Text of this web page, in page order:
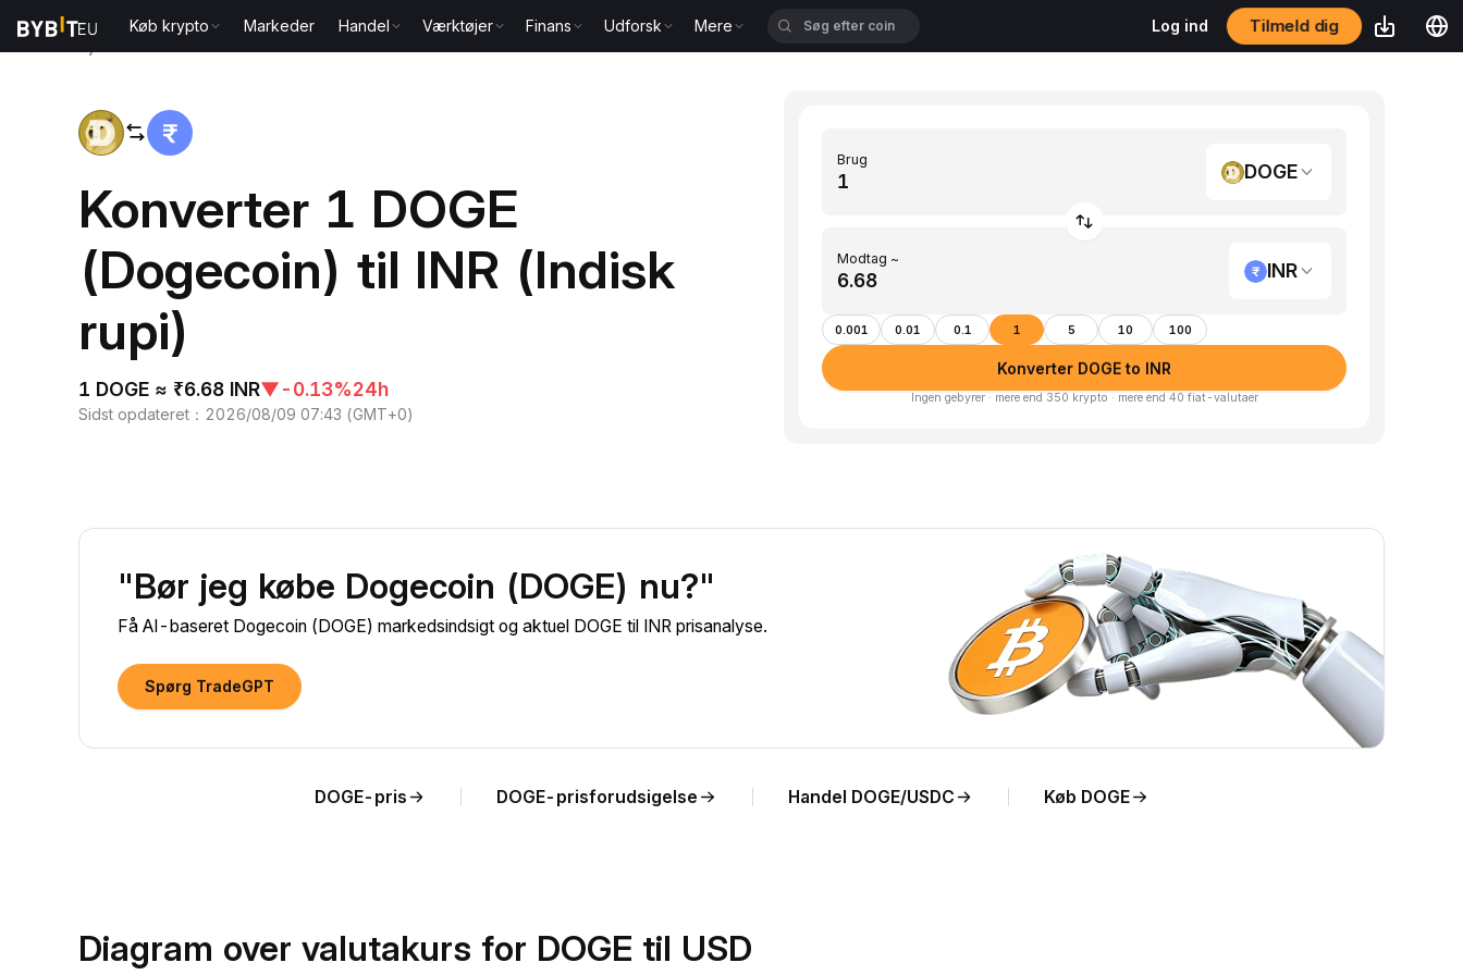
Køb krypto Markeder Handel Værktøjer Finans Udforsk Mere Log ind Tilmeld dig
Konverter 1 DOGE
(Dogecoin) til INR (Indisk
rupi)
1 DOGE ≈ ₹6.68 INR▼-0.13%24h
Sidst opdateret ： 2026/08/09 07:43 (GMT+0)
Brug
DOGE
Modtag ~
INR
0.001 0.01 0.1 1 5 10 100
Konverter DOGE to INR
Ingen gebyrer · mere end 350 krypto · mere end 40 fiat-valutaer
"Bør jeg købe Dogecoin (DOGE) nu?"
Få AI-baseret Dogecoin (DOGE) markedsindsigt og aktuel DOGE til INR prisanalyse.
Spørg TradeGPT
DOGE-pris DOGE-prisforudsigelse Handel DOGE/USDC Køb DOGE
Diagram over valutakurs for DOGE til USD